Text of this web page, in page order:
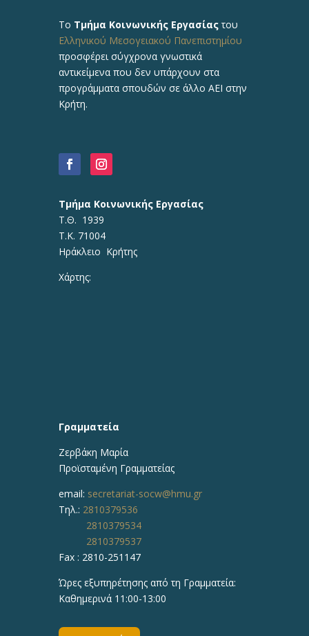
Το Τμήμα Κοινωνικής Εργασίαςτου
Ελληνικού Μεσογειακού Πανεπιστημίου
προσφέρει σύγχρονα γνωστικά
αντικείμενα που δεν υπάρχουν στα
προγράμματα σπουδών σε άλλο ΑΕΙ στην
Κρήτη.
Τμήμα Κοινωνικής Εργασίας
Τ.Θ. 1939
Τ.Κ. 71004
Ηράκλειο Κρήτης
Χάρτης:
Γραμματεία
Ζερβάκη Μαρία
Προϊσταμένη Γραμματείας
email: secretariat-socw@hmu.gr
Τηλ.: 2810379536
2810379534
2810379537
Fax : 2810-251147
Ώρες εξυπηρέτησης από τη Γραμματεία:
Καθημερινά 11:00-13:00